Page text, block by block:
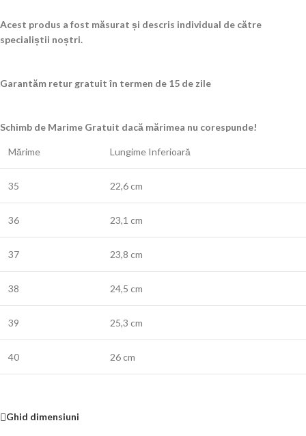
Acest produs a fost măsurat și descris individual de către
specialiștii noștri.
Garantăm retur gratuit în termen de 15 de zile
Schimb de Marime Gratuit dacă mărimea nu corespunde!
Mărime Lungime Inferioară
35 22,6 cm
36 23,1 cm
37 23,8 cm
38 24,5 cm
39 25,3 cm
40 26 cm
Ghid dimensiuni